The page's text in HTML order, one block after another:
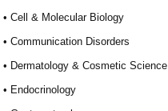
• Cell & Molecular Biology
• Communication Disorders
• Dermatology & Cosmetic Science
• Endocrinology